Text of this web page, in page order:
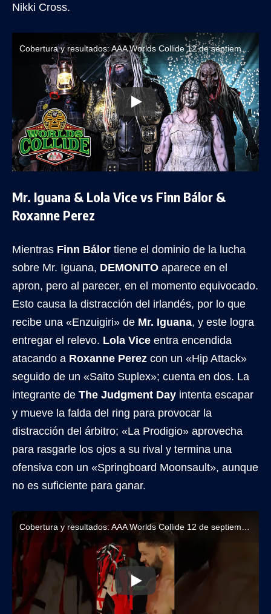
Nikki Cross.
Cobertura y resultados: AAA Worlds Collide 12 de septiembre de 2025
Mr. Iguana & Lola Vice vs Finn Bálor &
Roxanne Perez
Mientras Finn Bálor tiene el dominio de la lucha
sobre Mr. Iguana, DEMONITO aparece en el
apron, pero al parecer, en el momento equivocado.
Esto causa la distracción del irlandés, por lo que
recibe una «Enzuigiri» de Mr. Iguana, y este logra
entregar el relevo. Lola Vice entra encendida
atacando a Roxanne Perez con un «Hip Attack»
seguido de un «Saito Suplex»; cuenta en dos. La
integrante de The Judgment Day intenta escapar
y mueve la falda del ring para provocar la
distracción del árbitro; «La Prodigio» aprovecha
para rasgarle los ojos a su rival y termina una
ofensiva con un «Springboard Moonsault», aunque
no es suficiente para ganar.